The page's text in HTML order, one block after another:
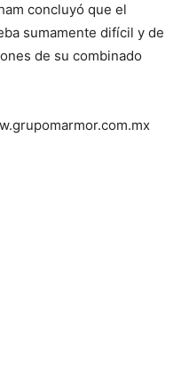
concluyó que el
sumamente difícil y de
de su combinado